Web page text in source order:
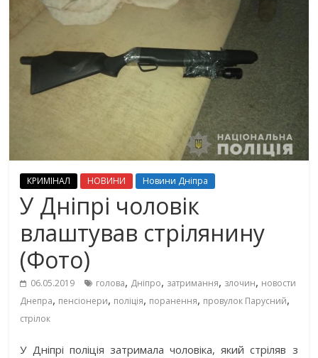
КРИМІНАЛ НОВИНИ Новини Дніпра
У Дніпрі чоловік
влаштував стрілянину
(Фото)
06.05.2019 голова, Дніпро, затримання, злочин, новости
Днепра, пенсіонери, поліція, поранення, провулок Парусний,
стрілок
У Дніпрі поліція затримала чоловіка, який стріляв з